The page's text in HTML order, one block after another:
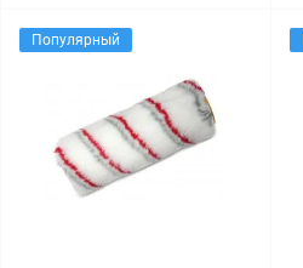
Популярный